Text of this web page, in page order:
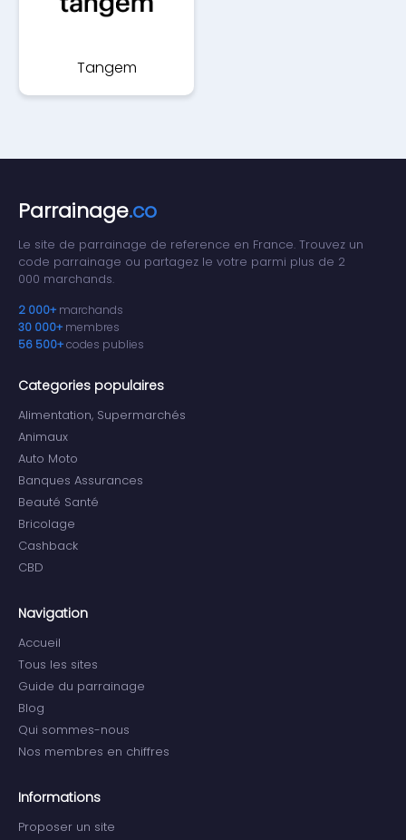
Tangem
Parrainage.co
Le site de parrainage de reference en France. Trouvez un
code parrainage ou partagez le votre parmi plus de 2
000 marchands.
2 000+ marchands
30 000+ membres
56 500+codes publies
Categories populaires
Alimentation, Supermarchés
Animaux
Auto Moto
Banques Assurances
Beauté Santé
Bricolage
Cashback
CBD
Navigation
Accueil
Tous les sites
Guide du parrainage
Blog
Qui sommes-nous
Nos membres en chiffres
Informations
Proposer un site